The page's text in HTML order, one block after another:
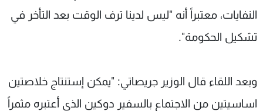
النفايات، معتبراً أنه "ليس لدينا ترف الوقت بعد التأخر في
تشكيل الحكومة".
وبعد اللقاء قال الوزير جريصاتي: "يمكن إستنتاج خلاصتين
اساسيتين من الاجتماع بالسفير دوكين الذي أعتبره مثمراً